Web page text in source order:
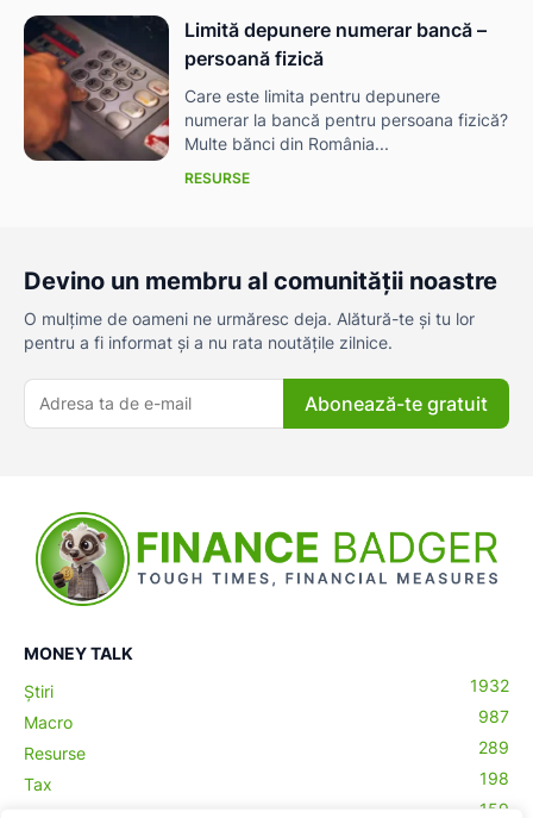
Limită depunere numerar bancă –
persoană fizică
Care este limita pentru depunere
numerar la bancă pentru persoana fizică?
Multe bănci din România...
RESURSE
Devino un membru al comunității noastre
O mulțime de oameni ne urmăresc deja. Alătură-te și tu lor
pentru a fi informat și a nu rata noutățile zilnice.
Abonează-te gratuit
MONEY TALK
Știri
1932
Macro
987
Resurse
289
Tax
198
159